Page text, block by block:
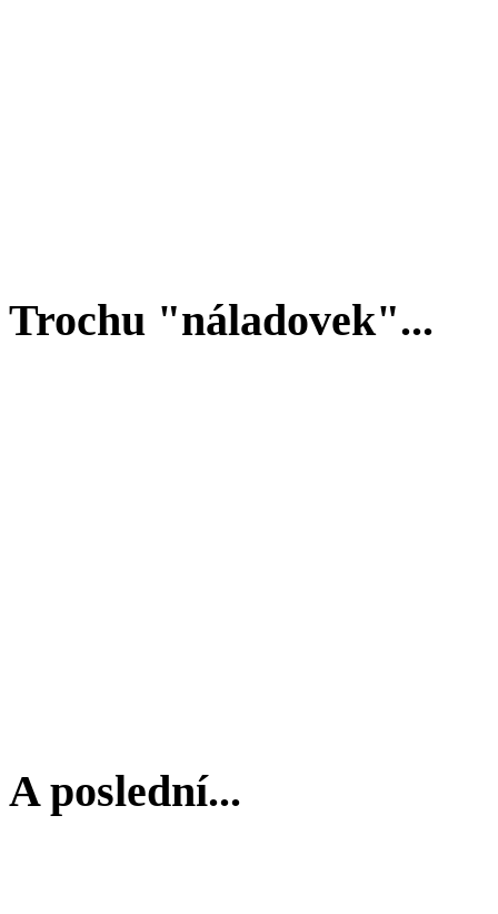
Trochu "náladovek"...
A poslední...